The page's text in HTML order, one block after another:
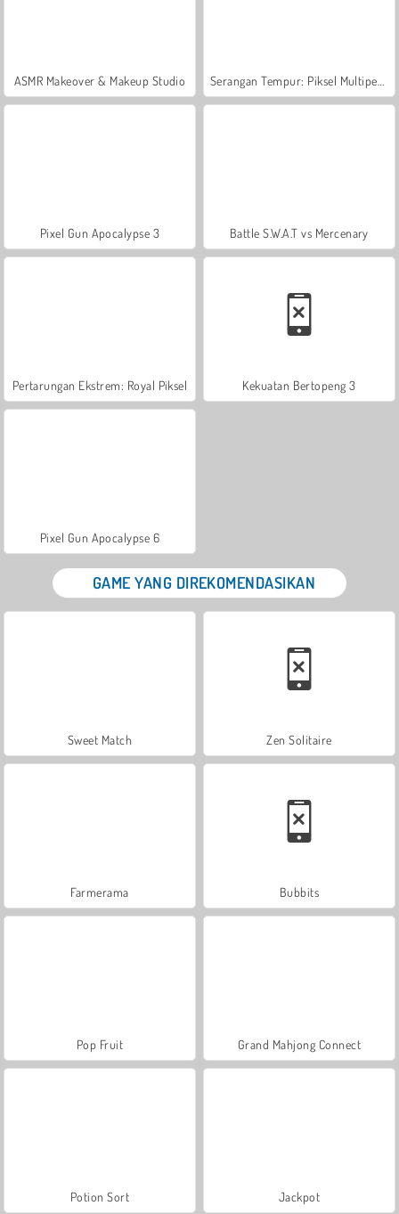
ASMR Makeover & Makeup Studio
Pixel Gun Apocalypse 3 Battle S.W.A.T vs Mercenary
Pertarungan Ekstrem: Royal Piksel Kekuatan Bertopeng 3
Pixel Gun Apocalypse 6
GAME YANG DIREKOMENDASIKAN
Sweet Match Zen Solitaire
Farmerama Bubbits
Pop Fruit Grand Mahjong Connect
Potion Sort Jackpot